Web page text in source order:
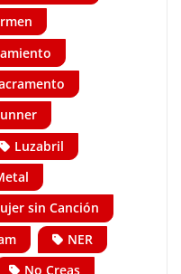
Luzabril
sin Canción
NER
No Creas